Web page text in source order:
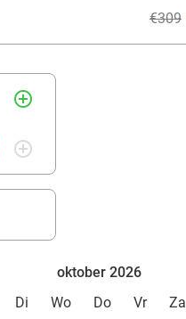
€309
add_circle_outline
add_circle_outline
oktober 2026
Di Wo Do Vr Za